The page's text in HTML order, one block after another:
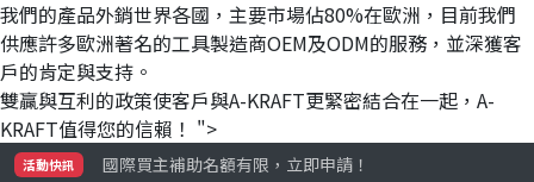
我們的產品外銷世界各國，主要市場佔80%在歐洲，目前我們
供應許多歐洲著名的工具製造商OEM及ODM的服務，並深獲客
戶的肯定與支持。
雙贏與互利的政策使客戶與A-KRAFT更緊密結合在一起，A-
KRAFT值得您的信賴！ ">
活動快訊
最大規模台灣五金展TiTE x IHT，2026/10/20-22與您在
國際買主補助名額有限，立即申請！